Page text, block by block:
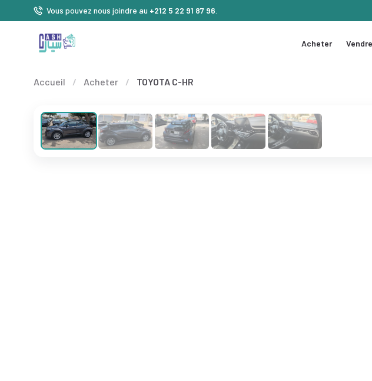
Vous pouvez nous joindre au +212 5 22 91 87 96
Acheter Vendre
Accueil / Acheter / TOYOTA C-HR